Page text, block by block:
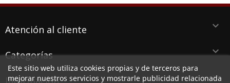
Atención al cliente keyboard_arrow_down
Categorías keyboard_arrow_down
keyboard_arrow_down
Este sitio web utiliza cookies propias y de terceros para
mejorar nuestros servicios y mostrarle publicidad relacionada